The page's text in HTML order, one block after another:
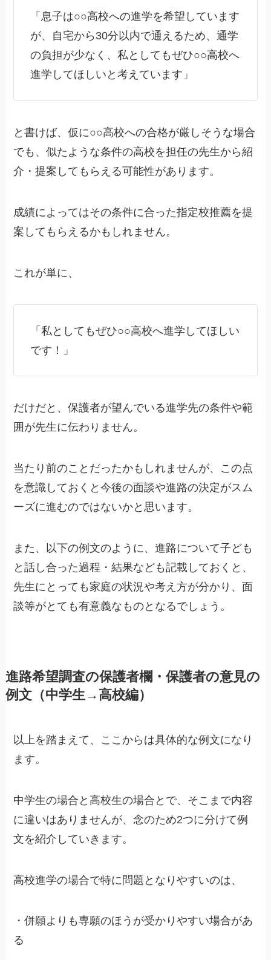
「息子は○○高校への進学を希望しています
が、自宅から30分以内で通えるため、通学
の負担が少なく、私としてもぜひ○○高校へ
進学してほしいと考えています」
と書けば、仮に○○高校への合格が厳しそうな場合
でも、似たような条件の高校を担任の先生から紹
介・提案してもらえる可能性があります。
成績によってはその条件に合った指定校推薦を提
案してもらえるかもしれません。
これが単に、
「私としてもぜひ○○高校へ進学してほしい
です！」
だけだと、保護者が望んでいる進学先の条件や範
囲が先生に伝わりません。
当たり前のことだったかもしれませんが、この点
を意識しておくと今後の面談や進路の決定がスム
ーズに進むのではないかと思います。
また、以下の例文のように、進路について子ども
と話し合った過程・結果なども記載しておくと、
先生にとっても家庭の状況や考え方が分かり、面
談等がとても有意義なものとなるでしょう。
進路希望調査の保護者欄・保護者の意見の
例文（中学生→高校編）
以上を踏まえて、ここからは具体的な例文になり
ます。
中学生の場合と高校生の場合とで、そこまで内容
に違いはありませんが、念のため2つに分けて例
文を紹介していきます。
高校進学の場合で特に問題となりやすいのは、
・併願よりも専願のほうが受かりやすい場合があ
る